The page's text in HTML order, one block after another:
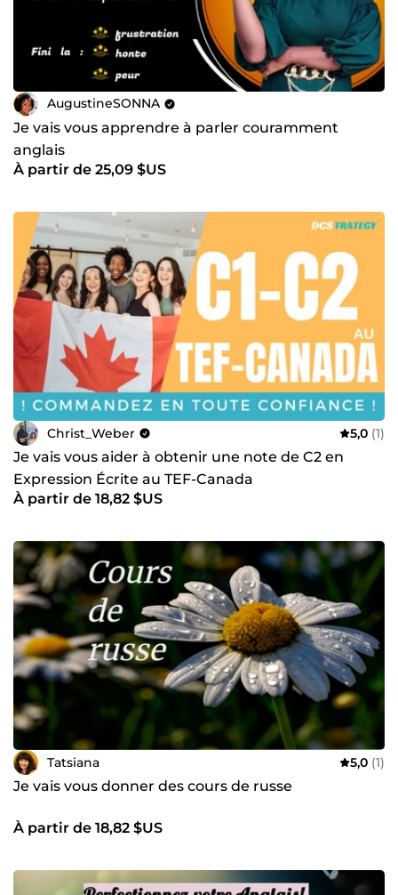
AugustineSONNA
Je vais vous apprendre à parler couramment
anglais
À partir de 25,09 $US
Christ_Weber 5,0 (1)
Je vais vous aider à obtenir une note de C2 en
Expression Écrite au TEF-Canada
À partir de 18,82 $US
Tatsiana 5,0 (1)
Je vais vous donner des cours de russe
À partir de 18,82 $US